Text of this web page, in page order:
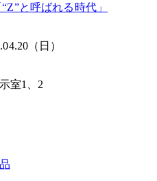
と呼ばれる時代」
（日）
室1、2